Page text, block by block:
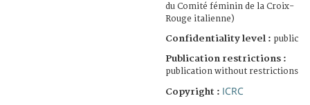
du Comité féminin de la Croix-
Rouge italienne)
Confidentiality level : public
Publication restrictions :
publication without restrictions
Copyright : ICRC